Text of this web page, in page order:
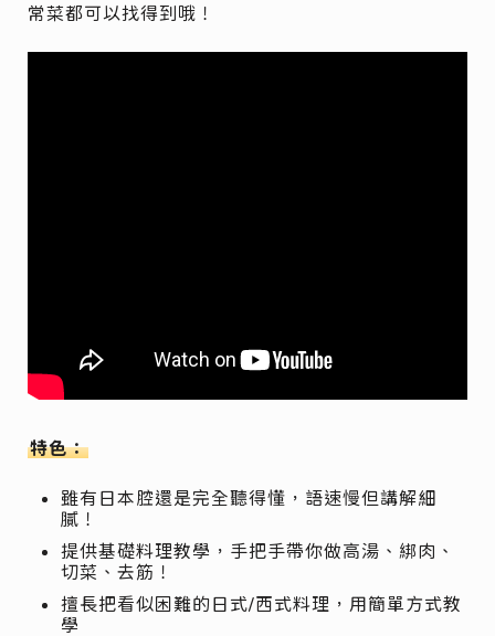
常菜都可以找得到哦！
特色：
雖有日本腔還是完全聽得懂，語速慢但講解細
膩！
提供基礎料理教學，手把手帶你做高湯、綁肉、
切菜、去筋！
擅長把看似困難的日式/西式料理，用簡單方式教
學